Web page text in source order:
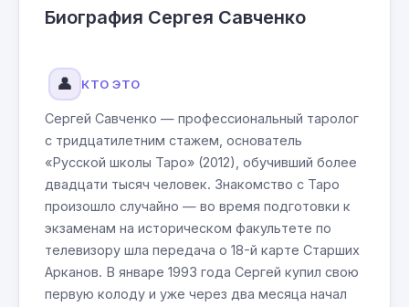
Биография Сергея Савченко
👤 КТО ЭТО
Сергей Савченко — профессиональный таролог
с тридцатилетним стажем, основатель
«Русской школы Таро» (2012), обучивший более
двадцати тысяч человек. Знакомство с Таро
произошло случайно — во время подготовки к
экзаменам на историческом факультете по
телевизору шла передача о 18-й карте Старших
Арканов. В январе 1993 года Сергей купил свою
первую колоду и уже через два месяца начал